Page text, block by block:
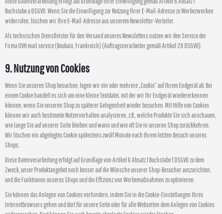
Buchstabe a DSGVO. Wenn Sie die Einwilligung zur Nutzung Ihrer E-Mail-Adresse zu Werbezwecken
widerrufen, löschen wir Ihre E-Mail-Adresse aus unserem Newsletter-Verteiler.
Als technischen Dienstleister für den Versand unseres Newsletters nutzen wir den Service der
Firma OVH mail service (Roubaix, Frankreich) (Auftragsverarbeiter gemäß Artikel 28 DSGVO).
9. Nutzung von Cookies
Wenn Sie unseren Shop besuchen, legen wir ein oder mehrere „Cookie“ auf Ihrem Endgerät ab. Bei
einem Cookie handelt es sich um eine kleine Textdatei, mit der wir Ihr Endgerät wiedererkennen
können, wenn Sie unseren Shop zu späterer Gelegenheit wieder besuchen. Mit Hilfe von Cookies
können wir auch bestimmte Nutzerverhalten analysieren, z.B., welche Produkte Sie sich anschauen,
wie lange Sie auf unserer Seite bleiben und wann und wie oft Sie in unseren Shop zurückkehren.
Wir löschen ein abgelegtes Cookie spätestens zwölf Monate nach Ihrem letzten Besuch unseres
Shops.
Diese Datenverarbeitung erfolgt auf Grundlage von Artikel 6 Absatz 1 Buchstabe f DSGVO zu dem
Zweck, unser Produktangebot noch besser auf die Wünsche unserer Shop-Besucher auszurichten,
und die Funktionen unseres Shops und die Effizienz von Werbemaßnahmen zu optimieren.
Sie können das Anlegen von Cookies verhindern, indem Sie in die Cookie-Einstellungen Ihres
Internetbrowsers gehen und dort für unsere Seite oder für alle Webseiten dem Anlegen von Cookies